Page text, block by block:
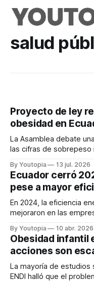
salud
Proyecto de ley
obesidad en
La Asamblea debate
las cifras de sobrepeso
By Youtopia 13 jul. 2026
Ecuador cerró
pese a mayor
En 2024, la eficiencia
mejoraron en las
By Youtopia 10 abr. 2026
Obesidad infantil
acciones son
La mayoría de estudios
ENDI halló que el